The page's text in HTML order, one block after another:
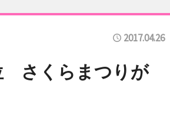
2017.04.26
さくらまつりが